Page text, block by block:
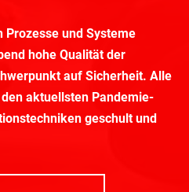
Prozesse und Systeme
hohe Qualität der
auf Sicherheit. Alle
aktuellsten Pandemie-
geschult und